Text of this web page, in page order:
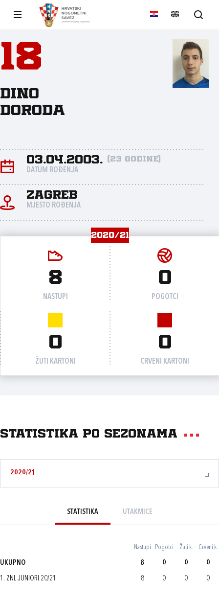
18
Dino
Doroda
03.04.2003. (23 godine)
DATUM ROĐENJA
Zagreb
MJESTO ROĐENJA
2020/21
8
NASTUPI
0
POGOTCI
0
ŽUTI KARTONI
0
CRVENI KARTONI
Statistika po sezonama
2020/21
STATISTIKA UTAKMICE
Nastupi Pogotci Žuti k. Crveni k.
UKUPNO 8 0 0 0
1. ZNL JUNIORI 20/21 8 0 0 0